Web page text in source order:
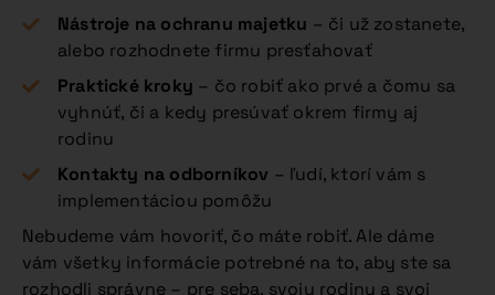
Nástroje na ochranu majetku – či už zostanete,
alebo rozhodnete firmu presťahovať
Praktické kroky – čo robiť ako prvé a čomu sa
vyhnúť, či a kedy presúvať okrem firmy aj
rodinu
Kontakty na odborníkov – ľudí, ktorí vám s
implementáciou pomôžu
Nebudeme vám hovoriť, čo máte robiť. Ale dáme
vám všetky informácie potrebné na to, aby ste sa
rozhodli správne – pre seba, svoju rodinu a svoj